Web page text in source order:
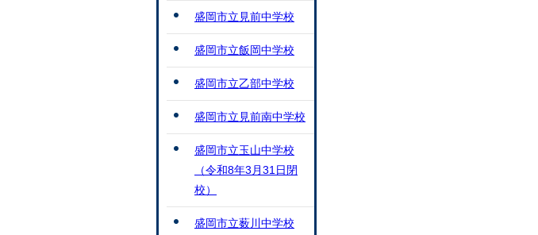
盛岡市立見前中学校
盛岡市立飯岡中学校
盛岡市立乙部中学校
盛岡市立見前南中学校
盛岡市立玉山中学校
（令和8年3月31日閉
校）
盛岡市立薮川中学校